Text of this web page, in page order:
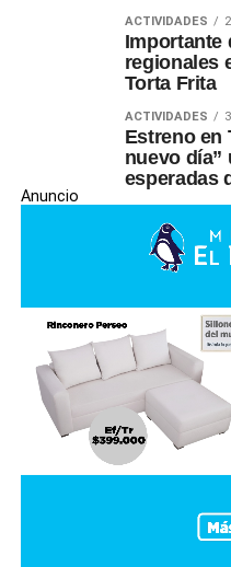
ACTIVIDADES
Importante
regionales
Torta Frita
ACTIVIDADES
Estreno en
nuevo día”
esperadas
Anuncio